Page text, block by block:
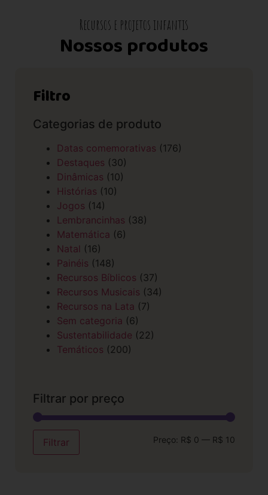
Recursos e projetos infantis
Nossos produtos
Filtro
Categorias de produto
Datas comemorativas (176)
Destaques (30)
Dinâmicas (10)
Histórias (10)
Jogos (14)
Lembrancinhas (38)
Matemática (6)
Natal (16)
Painéis (148)
Recursos Bíblicos (37)
Recursos Musicais (34)
Recursos na Lata (7)
Sem categoria (6)
Sustentabilidade (22)
Temáticos (200)
Filtrar por preço
Filtrar Preço: R$ 0 — R$ 10